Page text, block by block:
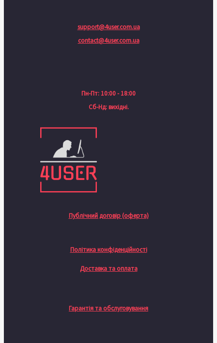
support@4user.com.ua
contact@4user.com.ua
Пн-Пт: 10:00 - 18:00
Сб-Нд: вихідні.
Публічний договір (оферта)
Політика конфіденційності
Доставка та оплата
Гарантія та обслуговування